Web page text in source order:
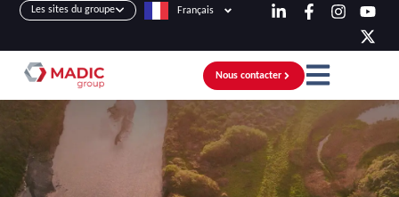
Les sites du groupe Français
Nous contacter